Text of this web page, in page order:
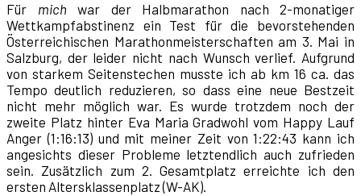
Für mich war der Halbmarathon nach 2-monatiger
Wettkampfabstinenz ein Test für die bevorstehenden
Österreichischen Marathonmeisterschaften am 3. Mai in
Salzburg, der leider nicht nach Wunsch verlief. Aufgrund
von starkem Seitenstechen musste ich ab km 16 ca. das
Tempo deutlich reduzieren, so dass eine neue Bestzeit
nicht mehr möglich war. Es wurde trotzdem noch der
zweite Platz hinter Eva Maria Gradwohl vom Happy Lauf
Anger (1:16:13) und mit meiner Zeit von 1:22:43 kann ich
angesichts dieser Probleme letztendlich auch zufrieden
sein. Zusätzlich zum 2. Gesamtplatz erreichte ich den
ersten Altersklassenplatz (W-AK).